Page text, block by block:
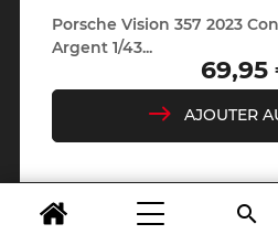
Porsche Vision 357 2023
Argent 1/43...
69,95
AJOUTER
